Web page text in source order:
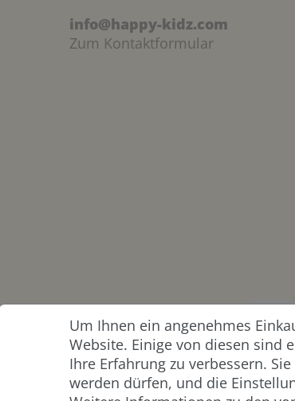
info@happy-kidz.com
Zum Kontaktformular
ZAHLUNG &
VERSAND
Um Ihnen ein angenehmes
Website. Einige von diesen sind
Ihre Erfahrung zu verbessern.
werden dürfen, und die